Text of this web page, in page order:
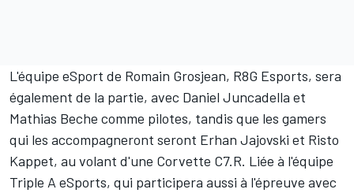
L'équipe eSport de Romain Grosjean, R8G Esports, sera
également de la partie, avec Daniel Juncadella et
Mathias Beche comme pilotes, tandis que les gamers
qui les accompagneront seront Erhan Jajovski et Risto
Kappet, au volant d'une Corvette C7.R. Liée à l'équipe
Triple A eSports, qui participera aussi à l'épreuve avec